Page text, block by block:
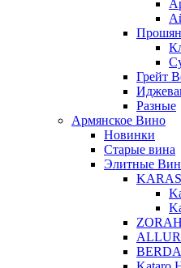
Грейт
Разные
Армянское Вино
Новинки
Старые вина
Элитные
KARAS
ZORAH